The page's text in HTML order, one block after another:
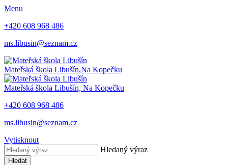
Menu
+420 608 968 486
ms.libusin@seznam.cz
Mateřská škola Libušín,Na Kopečku
Mateřská škola Libušín, Na Kopečku
+420 608 968 486
ms.libusin@seznam.cz
Vytisknout
Hledaný výraz
Hledat